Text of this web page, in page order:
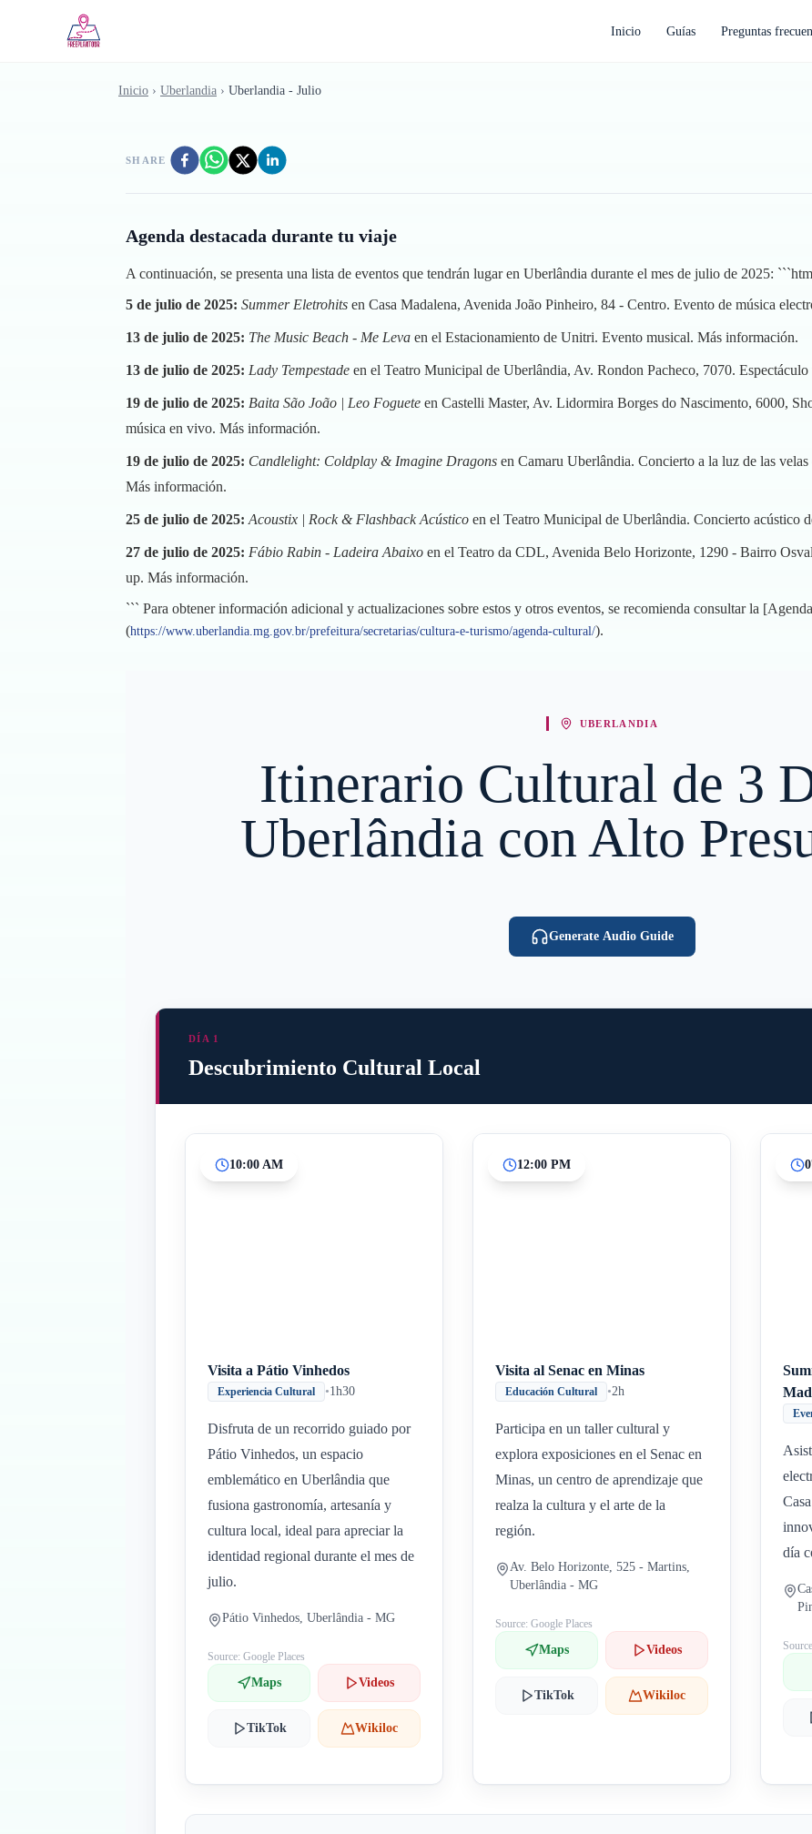
Inicio Guías Preguntas
Inicio › Uberlandia › Uberlandia - Julio
SHARE
Agenda destacada durante tu viaje
A continuación, se presenta una lista de eventos que tendrán lugar en Uberlândia durante el mes de julio de 2025:
5 de julio de 2025: Summer Eletrohits en Casa Madalena, Avenida João Pinheiro, 84 - Centro. Evento de música
13 de julio de 2025: The Music Beach - Me Leva en el Estacionamiento de Unitri. Evento musical. Más información.
13 de julio de 2025: Lady Tempestade en el Teatro Municipal de Uberlândia, Av. Rondon Pacheco, 7070. Espectáculo
19 de julio de 2025: Baita São João | Leo Foguete en Castelli Master, Av. Lidormira Borges do Nascimento, 6000,
música en vivo. Más información.
19 de julio de 2025: Candlelight: Coldplay & Imagine Dragons en Camaru Uberlândia. Concierto a la luz de las
Más información.
25 de julio de 2025: Acoustix | Rock & Flashback Acústico en el Teatro Municipal de Uberlândia. Concierto acústico
27 de julio de 2025: Fábio Rabin - Ladeira Abaixo en el Teatro da CDL, Avenida Belo Horizonte, 1290 - Bairro
up. Más información.
``` Para obtener información adicional y actualizaciones sobre estos y otros eventos, se recomienda consultar la
(https://www.uberlandia.mg.gov.br/prefeitura/secretarias/cultura-e-turismo/agenda-cultural/).
UBERLANDIA
Itinerario Cultural de 3
Uberlândia con Alto
Generate Audio Guide
DÍA 1
Descubrimiento Cultural Local
10:00 AM
Visita a Pátio Vinhedos
Experiencia Cultural •1h30
Disfruta de un recorrido guiado por
Pátio Vinhedos, un espacio
emblemático en Uberlândia que
fusiona gastronomía, artesanía y
cultura local, ideal para apreciar la
identidad regional durante el mes de
julio.
Pátio Vinhedos, Uberlândia - MG
Source: Google Places
Maps Videos
TikTok Wikiloc
12:00 PM
Visita al Senac en Minas
Educación Cultural •2h
Participa en un taller cultural y
explora exposiciones en el Senac en
Minas, un centro de aprendizaje que
realza la cultura y el arte de la
región.
Av. Belo Horizonte, 525 - Martins,
Uberlândia - MG
Source: Google Places
Maps Videos
TikTok Wikiloc
día